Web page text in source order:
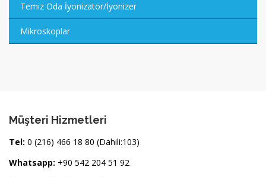
Temiz Oda İyonizatör/İyonizer
Mikroskoplar
Müşteri Hizmetleri
Tel: 0 (216) 466 18 80 (Dahili:103)
Whatsapp: +90 542 204 51 92